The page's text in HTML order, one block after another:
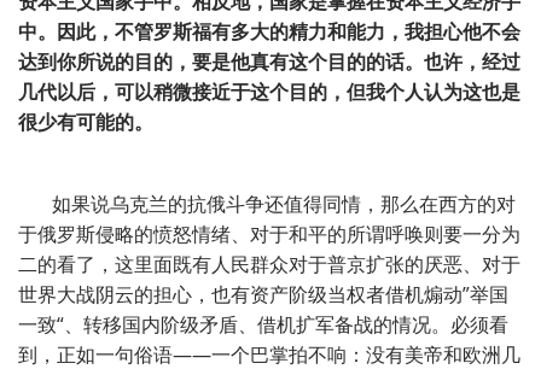
中。因此，不管罗斯福有多大的精力和能力，我担心他不会
达到你所说的目的，要是他真有这个目的的话。也许，经过
几代以后，可以稍微接近于这个目的，但我个人认为这也是
很少有可能的。
如果说乌克兰的抗俄斗争还值得同情，那么在西方的对
于俄罗斯侵略的愤怒情绪、对于和平的所谓呼唤则要一分为
二的看了，这里面既有人民群众对于普京扩张的厌恶、对于
世界大战阴云的担心，也有资产阶级当权者借机煽动”举国
一致“、转移国内阶级矛盾、借机扩军备战的情况。必须看
到，正如一句俗语——一个巴掌拍不响：没有美帝和欧洲几